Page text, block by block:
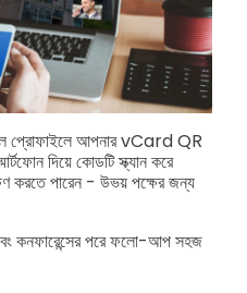
প্রোফাইলে আপনার vCard QR
দিয়ে কোডটি স্ক্যান করে
করতে পারেন - উভয় পক্ষের জন্য
কনফারেন্সের পরে ফলো-আপ সহজ